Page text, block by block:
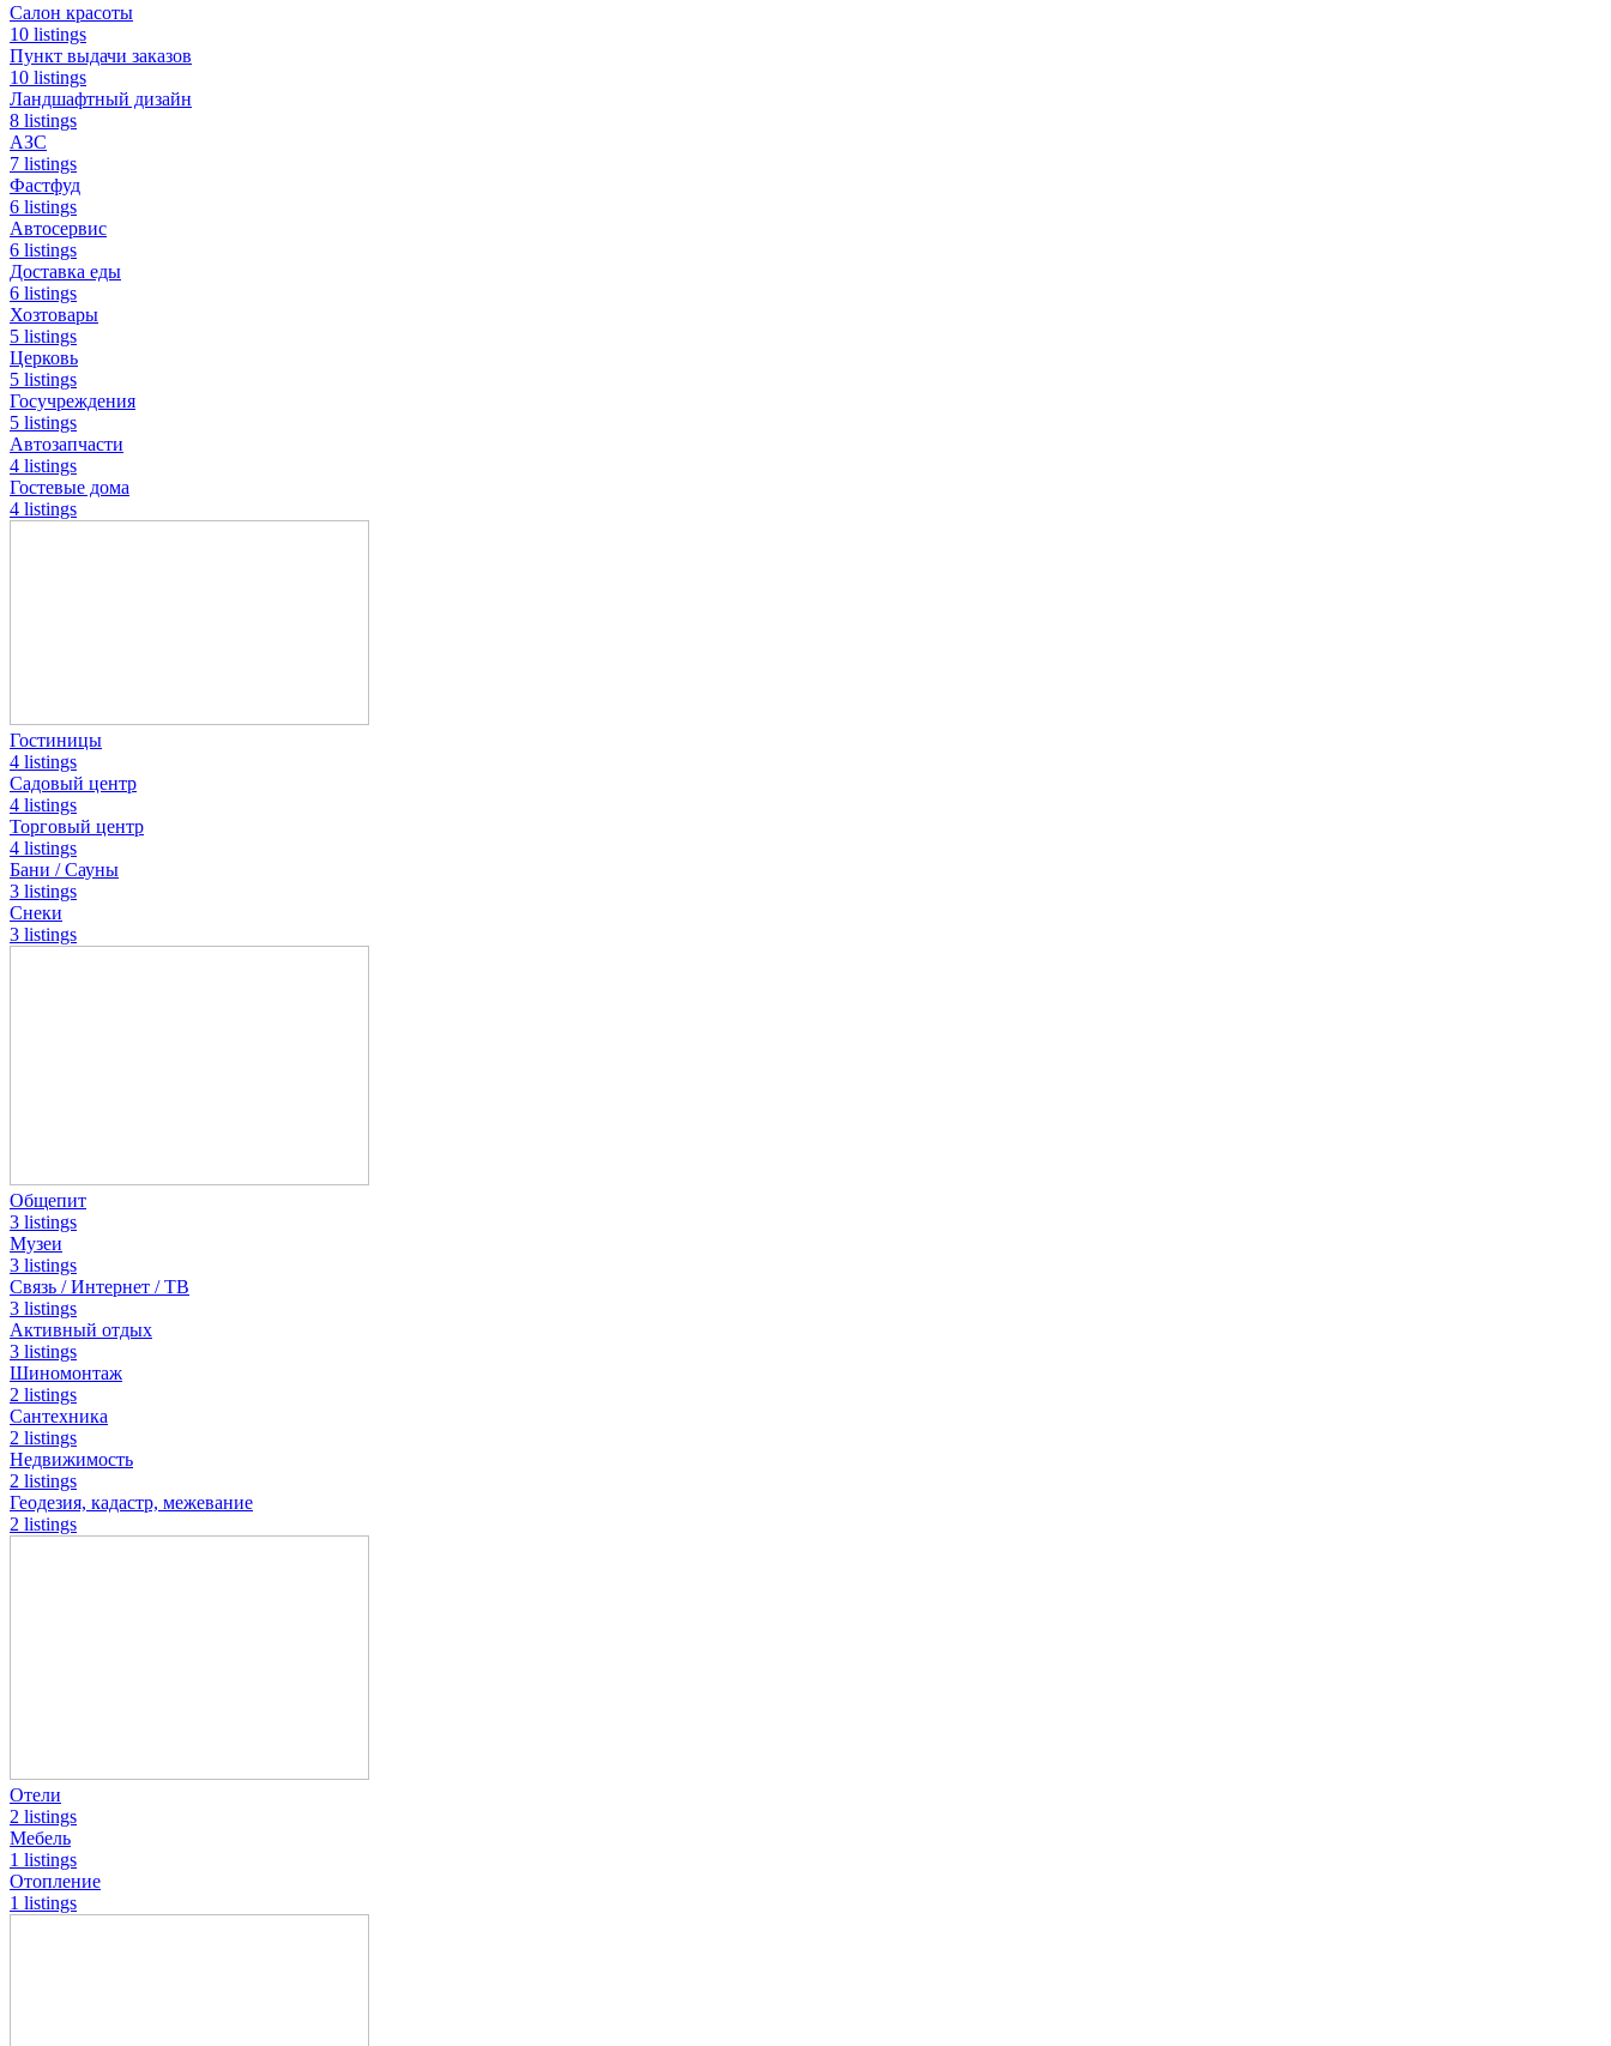
Салон красоты
10 listings
Пункт выдачи заказов
10 listings
Ландшафтный дизайн
8 listings
АЗС
7 listings
Фастфуд
6 listings
Автосервис
6 listings
Доставка еды
6 listings
Хозтовары
5 listings
Церковь
5 listings
Госучреждения
5 listings
Автозапчасти
4 listings
Гостевые дома
4 listings
Гостиницы
4 listings
Садовый центр
4 listings
Торговый центр
4 listings
Бани / Сауны
3 listings
Снеки
3 listings
Общепит
3 listings
Музеи
3 listings
Связь / Интернет / ТВ
3 listings
Активный отдых
3 listings
Шиномонтаж
2 listings
Сантехника
2 listings
Недвижимость
2 listings
Геодезия, кадастр, межевание
2 listings
Отели
2 listings
Мебель
1 listings
Отопление
1 listings